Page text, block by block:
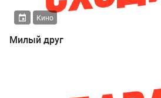
Кино
Милый друг